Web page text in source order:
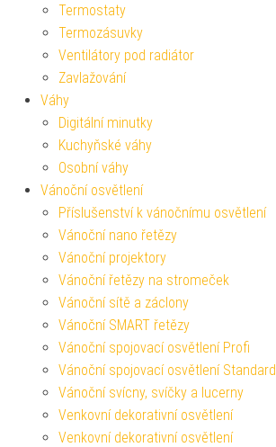
Termostaty
Termozásuvky
Ventilátory pod radiátor
Zavlažování
Váhy
Digitální minutky
Kuchyňské váhy
Osobní váhy
Vánoční osvětlení
Příslušenství k vánočnímu osvětlení
Vánoční nano řetězy
Vánoční projektory
Vánoční řetězy na stromeček
Vánoční sítě a záclony
Vánoční SMART řetězy
Vánoční spojovací osvětlení Profi
Vánoční spojovací osvětlení Standard
Vánoční svícny, svíčky a lucerny
Venkovní dekorativní osvětlení
Venkovní dekorativní osvětlení